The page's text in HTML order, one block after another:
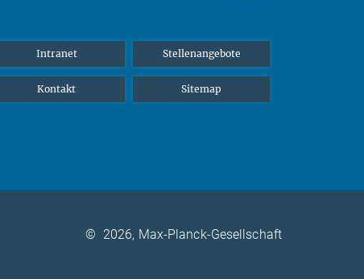
Intranet Stellenangebote
Kontakt Sitemap
© 2026, Max-Planck-Gesellschaft